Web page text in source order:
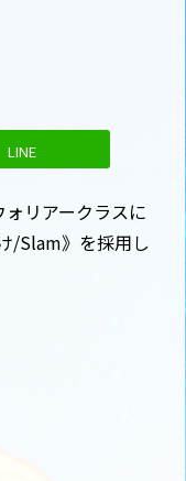
LINE
リアークラスに
/Slam》を採用し